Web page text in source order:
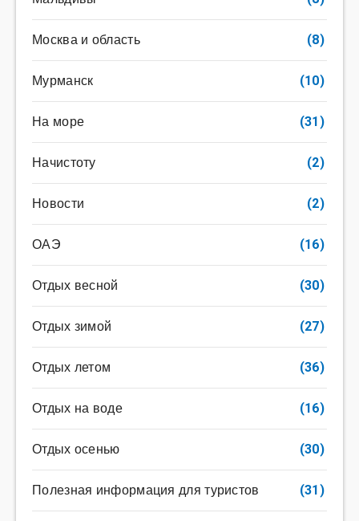
Москва и область (8)
Мурманск (10)
На море (31)
Начистоту (2)
Новости (2)
ОАЭ (16)
Отдых весной (30)
Отдых зимой (27)
Отдых летом (36)
Отдых на воде (16)
Отдых осенью (30)
Полезная информация для туристов (31)